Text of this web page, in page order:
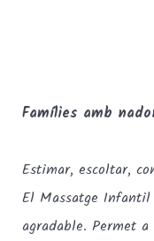
Famílies amb
Estimar, escoltar,
El Massatge
agradable. Permet